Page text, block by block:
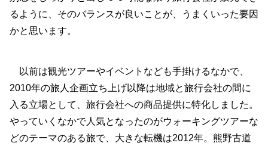
るように、そのバランスが良いことが、うまくいった要因
かと思います。
以前は観光ツアーやイベントなども手掛けるなかで、
2010年の旅人企画立ち上げ以降は地域と旅行会社の間に
入る立場として、旅行会社への商品提供に特化しました。
やっていくなかで人気となったのがウォーキングツアーな
どのテーマのある旅で、大きな転機は2012年。熊野古道